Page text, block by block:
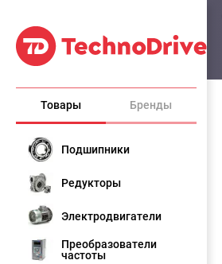
Товары Бренды
Подшипники
Редукторы
Электродвигатели
Преобразователи
частоты